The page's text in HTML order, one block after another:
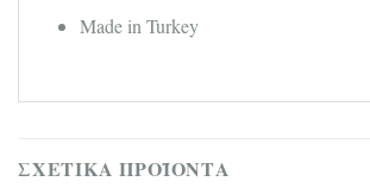
Made in Turkey
ΣΧΕΤΙΚΆ ΠΡΟΪΌΝΤΑ